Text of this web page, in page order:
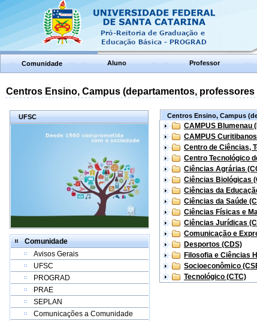
Comunidade Aluno Professor
Centros Ensino, Campus (departamentos,
UFSC
Comunidade
Avisos Gerais
UFSC
PROGRAD
PRAE
SEPLAN
Comunicações a Comunidade
Centros Ensino, Campus
CAMPUS Blumenau
CAMPUS
Centro de Ciências,
Centro Tecnológico
Ciências Agrárias
Ciências Biológicas
Ciências da
Ciências da Saúde
Ciências Físicas e
Ciências Jurídicas
Comunicação e
Desportos (CDS)
Filosofia e Ciências
Socioeconômico
Tecnológico (CTC)